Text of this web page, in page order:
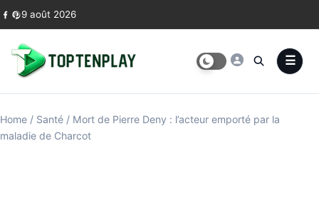
Skip to content
9 août 2026
Home / Santé / Mort de Pierre Deny : l’acteur emporté par la
maladie de Charcot